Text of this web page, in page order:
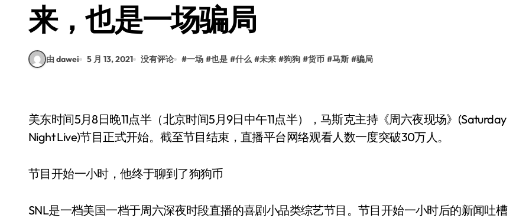
来，也是一场骗局
由 dawei 5 月 13, 2021 没有评论 #一场 #也是 #什么 #未来 #狗狗 #货币 #马斯 #骗局
美东时间5月8日晚11点半（北京时间5月9日中午11点半），马斯克主持《周六夜现场》(Saturday
Night Live)节目正式开始。截至节目结束，直播平台网络观看人数一度突破30万人。
节目开始一小时，他终于聊到了狗狗币
SNL是一档美国一档于周六深夜时段直播的喜剧小品类综艺节目。节目开始一小时后的新闻吐槽